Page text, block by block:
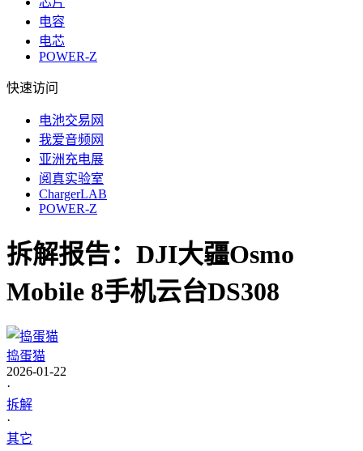
电容
电芯
POWER-Z
快速访问
电池交易网
我爱音频网
亚洲充电展
阅真实验室
ChargerLAB
POWER-Z
拆解报告：DJI大疆Osmo
Mobile 8手机云台DS308
捣蛋猫
2026-01-22
·
拆解
·
其它